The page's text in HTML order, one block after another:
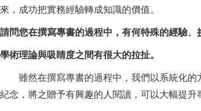
來，成功把實務經驗轉成知識的價值。
請問您在撰寫專書的過程中，有何特殊的經驗、
學術理論與吸睛度之間有很大的拉扯。
雖然在撰寫專書的過程中，我們以系統化的
紀念，將之贈予有興趣的人閱讀，可以大幅提升